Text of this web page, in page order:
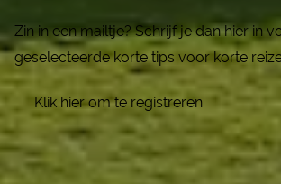
Zin in een mailtje? Schrijf je dan hier in
geselecteerde korte tips voor korte
Klik hier om te registreren